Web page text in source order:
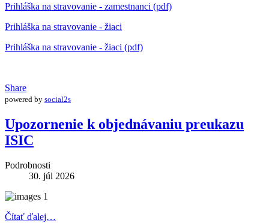
Prihláška na stravovanie - zamestnanci (pdf)
Prihláška na stravovanie - žiaci
Prihláška na stravovanie - žiaci (pdf)
Share
powered by social2s
Upozornenie k objednávaniu preukazu
ISIC
Podrobnosti
30. júl 2026
Čítať ďalej…